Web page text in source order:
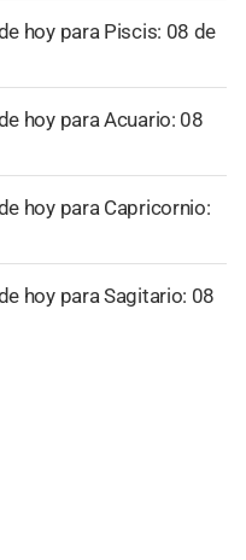
hoy para Piscis: 08 de
hoy para Acuario: 08
hoy para Capricornio:
hoy para Sagitario: 08